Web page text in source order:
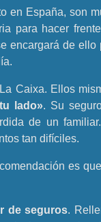
en España, son
para hacer
encargará de ello
Caixa. Ellos
lado». Su
de un
tan difíciles.
es
de seguros.